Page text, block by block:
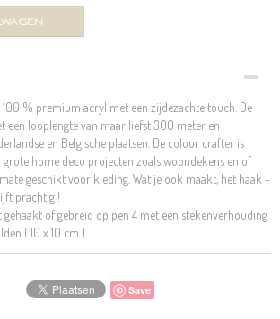
% premium acryl met een zijdezachte touch. De
een looplengte van maar liefst 300 meter en
en Belgische plaatsen. De colour crafter is
home deco projecten zoals woondekens en of
geschikt voor kleding. Wat je ook maakt, het haak -
prachtig !
of gebreid op pen 4 met een stekenverhouding
( 10 x 10 cm )
Save